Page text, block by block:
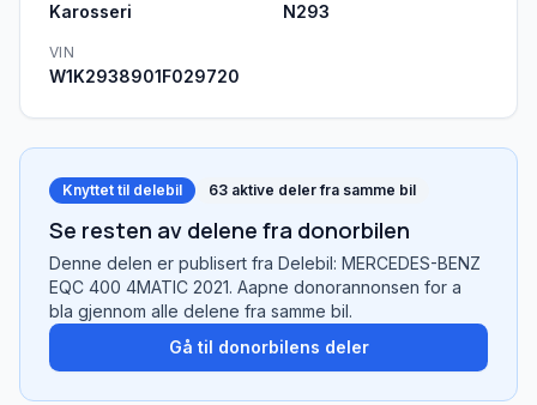
Karosseri N293
VIN
W1K2938901F029720
Knyttet til delebil 63 aktive deler fra samme bil
Se resten av delene fra donorbilen
Denne delen er publisert fra Delebil: MERCEDES-BENZ
EQC 400 4MATIC 2021. Aapne donorannonsen for a
bla gjennom alle delene fra samme bil.
Gå til donorbilens deler